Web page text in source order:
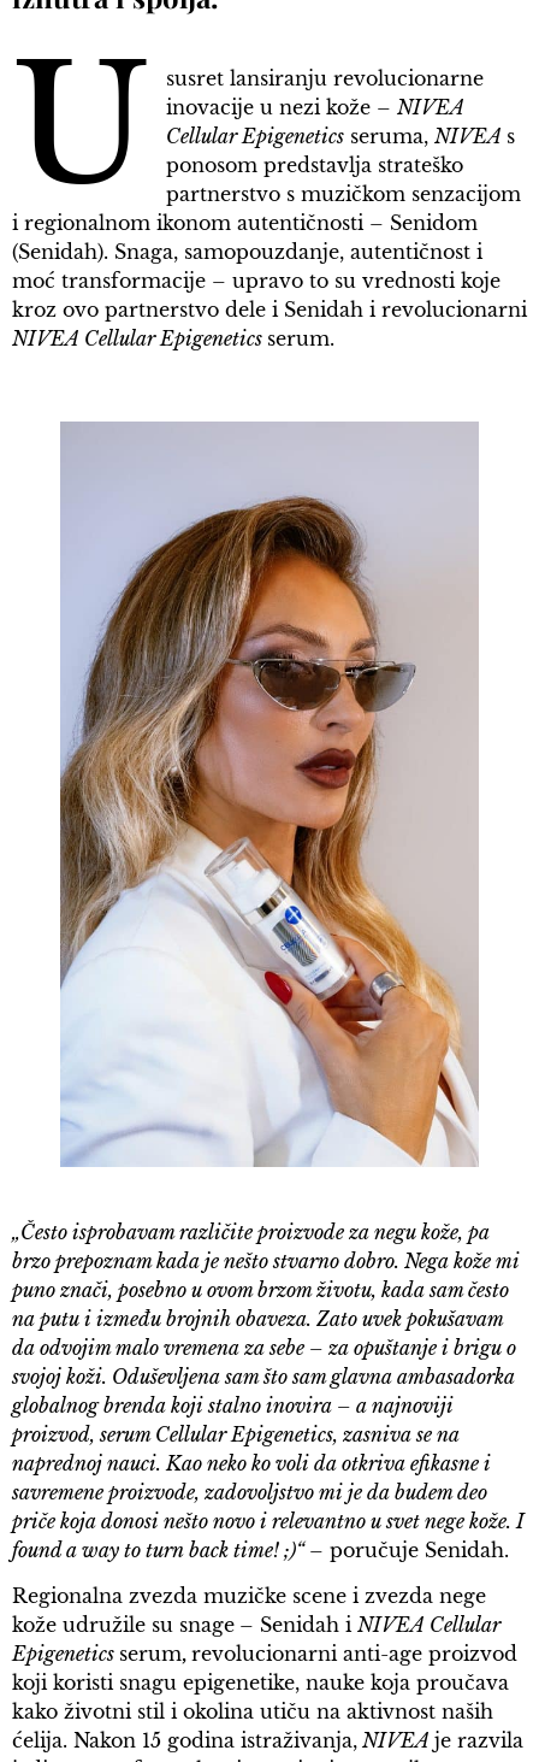
U
susret lansiranju revolucionarne
inovacije u nezi kože –NIVEA
Cellular Epigenetics seruma,NIVEA s
ponosom predstavlja strateško
partnerstvo s muzičkom senzacijom
i regionalnom ikonom autentičnosti – Senidom
(Senidah). Snaga, samopouzdanje, autentičnost i
moć transformacije – upravo to su vrednosti koje
kroz ovo partnerstvo dele i Senidah i revolucionarni
NIVEA Cellular Epigenetics serum.
„Često isprobavam različite proizvode za negu kože, pa
brzo prepoznam kada je nešto stvarno dobro. Nega kože mi
puno znači, posebno u ovom brzom životu, kada sam često
na putu i između brojnih obaveza. Zato uvek pokušavam
da odvojim malo vremena za sebe – za opuštanje i brigu o
svojoj koži. Oduševljena sam što sam glavna ambasadorka
globalnog brenda koji stalno inovira – a najnoviji
proizvod, serum Cellular Epigenetics, zasniva se na
naprednoj nauci. Kao neko ko voli da otkriva efikasne i
savremene proizvode, zadovoljstvo mi je da budem deo
priče koja donosi nešto novo i relevantno u svet nege kože. I
found a way to turn back time! ;)“ – poručuje Senidah.
Regionalna zvezda muzičke scene i zvezda nege
kože udružile su snage – Senidah i NIVEA Cellular
Epigenetics serum, revolucionarni anti-age proizvod
koji koristi snagu epigenetike, nauke koja proučava
kako životni stil i okolina utiču na aktivnost naših
ćelija. Nakon 15 godina istraživanja, NIVEA je razvila